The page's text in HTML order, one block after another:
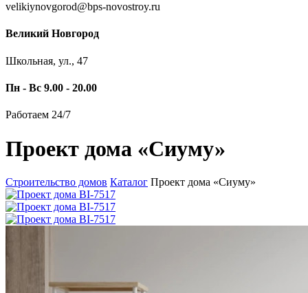
velikiynovgorod@bps-novostroy.ru
Великий Новгород
Школьная, ул., 47
Пн - Вс 9.00 - 20.00
Работаем 24/7
Проект дома «Сиуму»
Строительство домов Каталог Проект дома «Сиуму»